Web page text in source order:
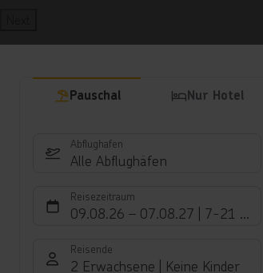
Pauschal Nur Hotel
Abflughafen
Alle Abflughäfen
Reisezeitraum
09.08.26 – 07.08.27 7-21
Reisende
2 Erwachsene Keine Kinder